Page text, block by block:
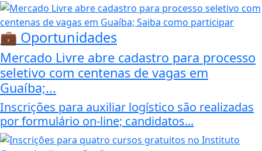
💼 Oportunidades
Mercado Livre abre cadastro para processo
seletivo com centenas de vagas em
Guaíba;...
Inscrições para auxiliar logístico são realizadas
por formulário on-line; candidatos...